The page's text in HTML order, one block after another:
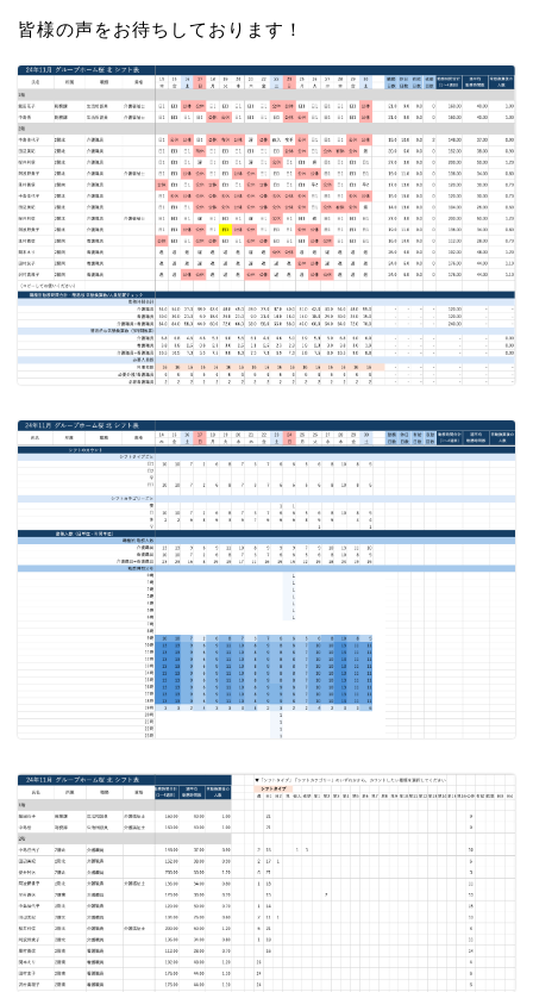
皆様の声をお待ちしております！